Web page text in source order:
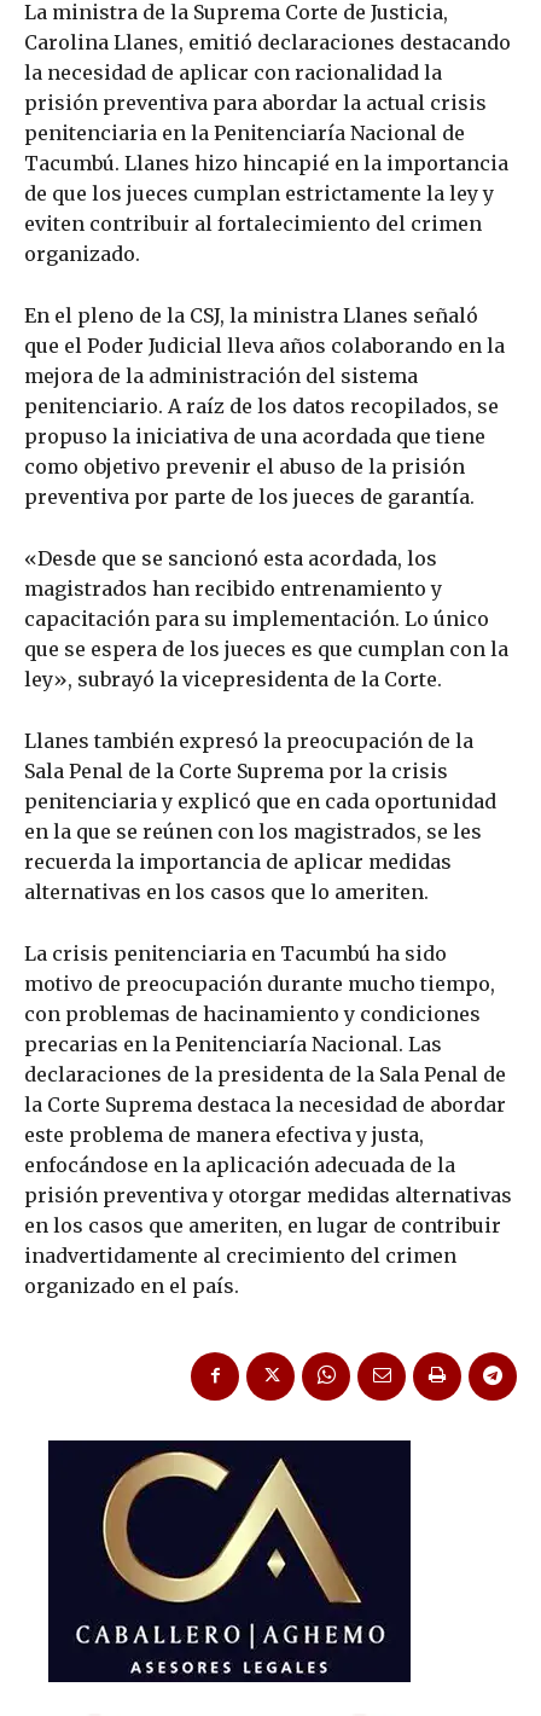
La ministra de la Suprema Corte de Justicia,
Carolina Llanes, emitió declaraciones destacando
la necesidad de aplicar con racionalidad la
prisión preventiva para abordar la actual crisis
penitenciaria en la Penitenciaría Nacional de
Tacumbú. Llanes hizo hincapié en la importancia
de que los jueces cumplan estrictamente la ley y
eviten contribuir al fortalecimiento del crimen
organizado.
En el pleno de la CSJ, la ministra Llanes señaló
que el Poder Judicial lleva años colaborando en la
mejora de la administración del sistema
penitenciario. A raíz de los datos recopilados, se
propuso la iniciativa de una acordada que tiene
como objetivo prevenir el abuso de la prisión
preventiva por parte de los jueces de garantía.
«Desde que se sancionó esta acordada, los
magistrados han recibido entrenamiento y
capacitación para su implementación. Lo único
que se espera de los jueces es que cumplan con la
ley», subrayó la vicepresidenta de la Corte.
Llanes también expresó la preocupación de la
Sala Penal de la Corte Suprema por la crisis
penitenciaria y explicó que en cada oportunidad
en la que se reúnen con los magistrados, se les
recuerda la importancia de aplicar medidas
alternativas en los casos que lo ameriten.
La crisis penitenciaria en Tacumbú ha sido
motivo de preocupación durante mucho tiempo,
con problemas de hacinamiento y condiciones
precarias en la Penitenciaría Nacional. Las
declaraciones de la presidenta de la Sala Penal de
la Corte Suprema destaca la necesidad de abordar
este problema de manera efectiva y justa,
enfocándose en la aplicación adecuada de la
prisión preventiva y otorgar medidas alternativas
en los casos que ameriten, en lugar de contribuir
inadvertidamente al crecimiento del crimen
organizado en el país.